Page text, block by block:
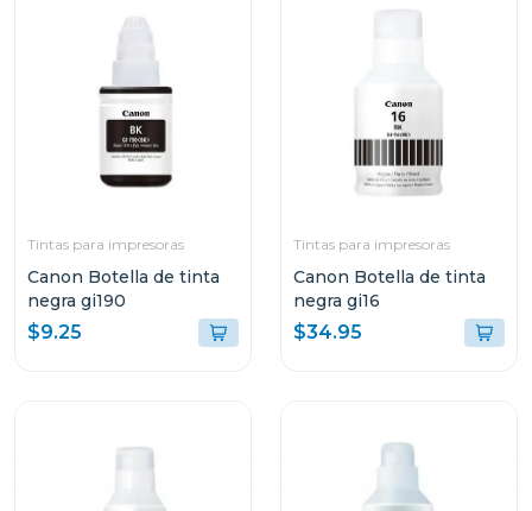
Tintas para impresoras
Canon Botella de tinta
negra gi190
$9.25
Tintas para impresoras
Canon Botella de tinta
negra gi16
$34.95